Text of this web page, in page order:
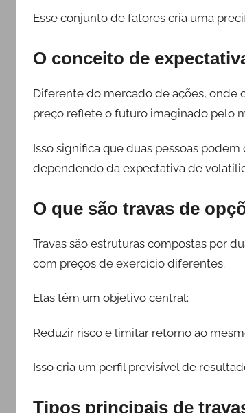
Esse conjunto de fatores cria uma
O conceito de
Diferente do mercado de ações, onde
preço reflete o futuro imaginado pelo
Isso significa que duas pessoas
dependendo da expectativa de
O que são travas de
Travas são estruturas compostas por
com preços de exercício diferentes.
Elas têm um objetivo central:
Reduzir risco e limitar retorno ao
Isso cria um perfil previsível de
Tipos principais de